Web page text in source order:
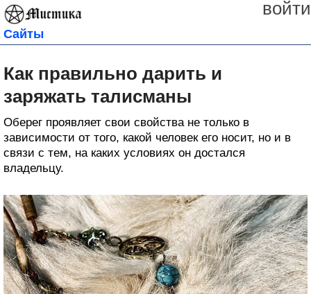
войти
Сайты
Как правильно дарить и
заряжать талисманы
Оберег проявляет свои свойства не только в
зависимости от того, какой человек его носит, но и в
связи с тем, на каких условиях он достался
владельцу.